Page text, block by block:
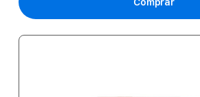
Comprar